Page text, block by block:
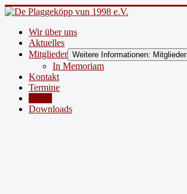
Wir über uns
Aktuelles
Mitglieder Weitere Informationen: Mitglieder
In Memoriam
Kontakt
Termine
Downloads